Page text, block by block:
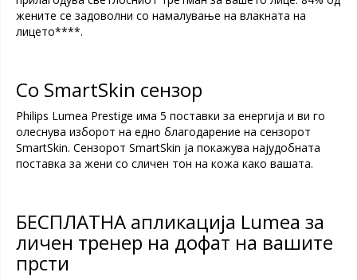
жените се задоволни со намалување на влакната на
лицето****.
Со SmartSkin сензор
Philips Lumea Prestige има 5 поставки за енергија и ви го
олеснува изборот на едно благодарение на сензорот
SmartSkin. Сензорот SmartSkin ја покажува најудобната
поставка за жени со сличен тон на кожа како вашата.
БЕСПЛАТНА апликација Lumea за
личен тренер на дофат на вашите
прсти